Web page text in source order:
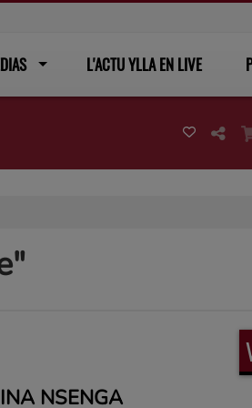
L'ACTU YLLA EN LIVE
NSENGA